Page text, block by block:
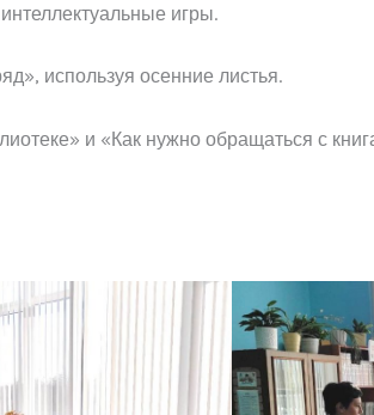
игры.
используя осенние листья.
и «Как нужно обращаться с